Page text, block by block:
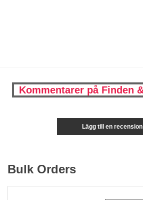
Kommentarer på Finden
Lägg till en recension
Bulk Orders